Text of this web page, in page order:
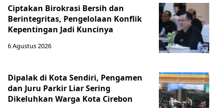
Ciptakan Birokrasi Bersih dan
Berintegritas, Pengelolaan Konflik
Kepentingan Jadi Kuncinya
6 Agustus 2026
Dipalak di Kota Sendiri, Pengamen
dan Juru Parkir Liar Sering
Dikeluhkan Warga Kota Cirebon